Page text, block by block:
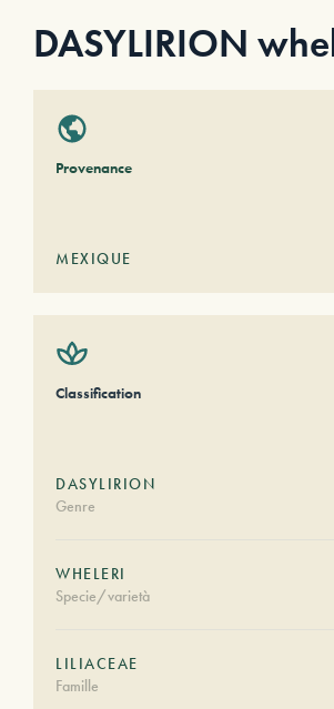
DASYLIRION
Provenance
MEXIQUE
Classification
DASYLIRION
Genre
WHELERI
Specie/varietà
LILIACEAE
Famille